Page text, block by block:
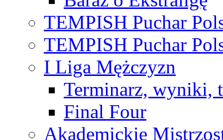
TEMPISH Puchar
TEMPISH Puchar
I Liga Mężczyzn
Terminarz, wyniki,
Final Four
Akademickie